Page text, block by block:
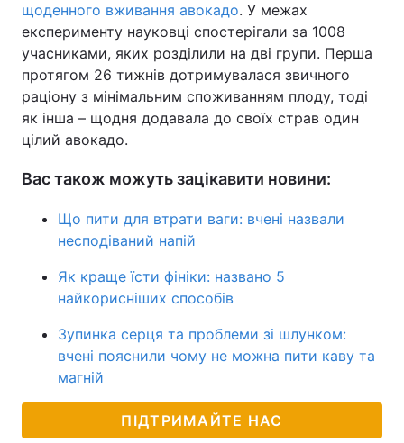
щоденного вживання авокадо. У межах
експерименту науковці спостерігали за 1008
учасниками, яких розділили на дві групи. Перша
протягом 26 тижнів дотримувалася звичного
раціону з мінімальним споживанням плоду, тоді
як інша – щодня додавала до своїх страв один
цілий авокадо.
Вас також можуть зацікавити новини:
Що пити для втрати ваги: вчені назвали
несподіваний напій
Як краще їсти фініки: названо 5
найкорисніших способів
Зупинка серця та проблеми зі шлунком:
вчені пояснили чому не можна пити каву та
магній
ПІДТРИМАЙТЕ НАС